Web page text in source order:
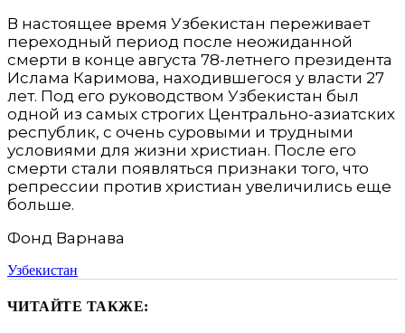
В настоящее время Узбекистан переживает
переходный период после неожиданной
смерти в конце августа 78-летнего президента
Ислама Каримова, находившегося у власти 27
лет. Под его руководством Узбекистан был
одной из самых строгих Центрально-азиатских
республик, с очень суровыми и трудными
условиями для жизни христиан. После его
смерти стали появляться признаки того, что
репрессии против христиан увеличились еще
больше.
Фонд Варнава
Узбекистан
ЧИТАЙТЕ ТАКЖЕ: